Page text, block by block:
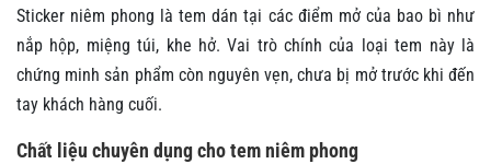
Sticker niêm phong là tem dán tại các điểm mở của bao bì như
nắp hộp, miệng túi, khe hở. Vai trò chính của loại tem này là
chứng minh sản phẩm còn nguyên vẹn, chưa bị mở trước khi đến
tay khách hàng cuối.
Chất liệu chuyên dụng cho tem niêm phong